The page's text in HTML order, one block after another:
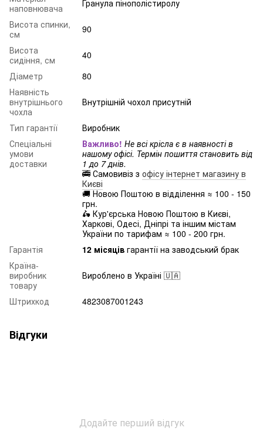
наповнювача
Гранула пінополістиролу
Висота спинки,
см
90
Висота
сидіння, см
40
Діаметр
80
Наявність
внутрішнього
чохла
Внутрішній чохол присутній
Тип гарантії
Виробник
Спеціальні
умови
доставки
Важливо! Не всі крісла є в наявності в
нашому офісі. Термін пошиття становить від
1 до 7 днів.
🚎 Самовивіз з офісу інтернет магазину в
Києві
🚚 Новою Поштою в відділення ≈ 100 - 150
грн.
🛵 Кур'єрська Новою Поштою в Києві,
Харкові, Одесі, Дніпрі та іншим містам
України по тарифам ≈ 100 - 200 грн.
Гарантія
12 місяців гарантії на заводський брак
Країна-
виробник
товару
Вироблено в Україні 🇺🇦
Штрихкод 4823087001243
Відгуки
Додайте перший відгук